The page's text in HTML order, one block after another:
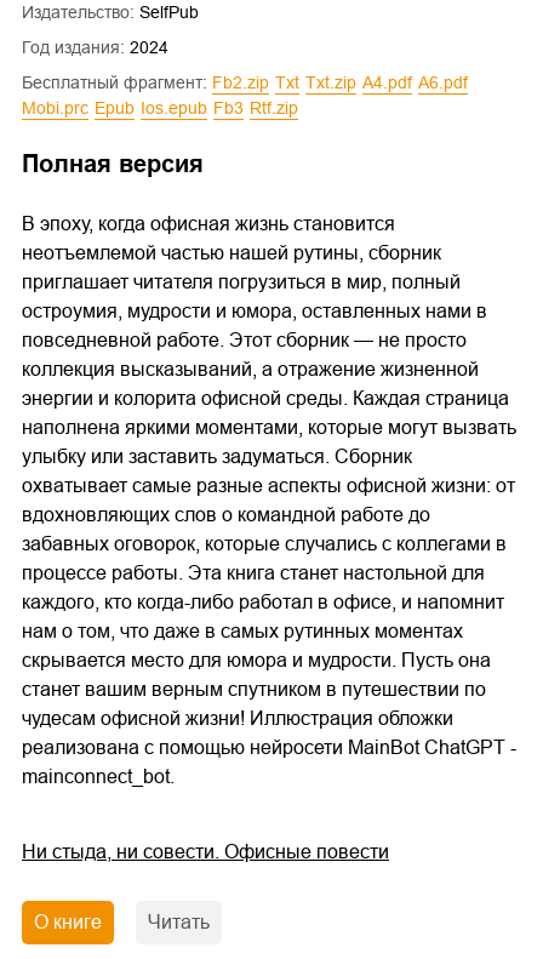
Издательство: SelfPub
Год издания: 2024
Бесплатный фрагмент:
fb2.zip txt txt.zip a4.pdf
a6.pdf
mobi.prc
epub ios.epub fb3 rtf.zip
Полная версия
В эпоху, когда офисная жизнь становится
неотъемлемой частью нашей рутины, сборник
приглашает читателя погрузиться в мир, полный
остроумия, мудрости и юмора, оставленных нами в
повседневной работе. Этот сборник — не просто
коллекция высказываний, а отражение жизненной
энергии и колорита офисной среды. Каждая страница
наполнена яркими моментами, которые могут вызвать
улыбку или заставить задуматься. Сборник
охватывает самые разные аспекты офисной жизни: от
вдохновляющих слов о командной работе до
забавных оговорок, которые случались с коллегами в
процессе работы. Эта книга станет настольной для
каждого, кто когда-либо работал в офисе, и напомнит
нам о том, что даже в самых рутинных моментах
скрывается место для юмора и мудрости. Пусть она
станет вашим верным спутником в путешествии по
чудесам офисной жизни! Иллюстрация обложки
реализована с помощью нейросети MainBot ChatGPT -
mainconnect_bot.
Ни стыда, ни совести. Офисные повести
О книге Читать